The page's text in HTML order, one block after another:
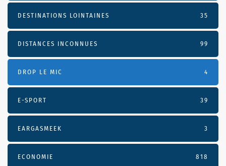
DESTINATIONS LOINTAINES 35
DISTANCES INCONNUES 99
DROP LE MIC 4
E-SPORT 39
EARGASMEEK 3
ECONOMIE 818